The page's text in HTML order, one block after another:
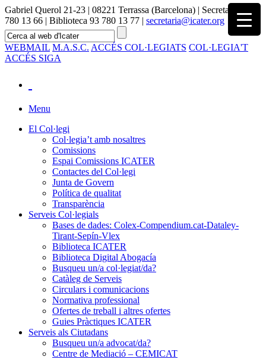
Gabriel Querol 21-23 | 08221 Terrassa (Barcelona) | Secretaria 93
780 13 66 | Biblioteca 93 780 13 77 | secretaria@icater.org
WEBMAIL M.A.S.C. ACCÉS COL·LEGIATS COL·LEGIA'T
ACCÉS SIGA
Menu
El Col·legi
Col·legia’t amb nosaltres
Comissions
Espai Comissions ICATER
Contactes del Col·legi
Junta de Govern
Política de qualitat
Transparència
Serveis Col·legials
Bases de dades: Colex-Compendium.cat-Dataley-
Tirant-Sepín-Vlex
Biblioteca ICATER
Biblioteca Digital Abogacía
Busqueu un/a col·legiat/da?
Catàleg de Serveis
Circulars i comunicacions
Normativa professional
Ofertes de treball i altres ofertes
Guies Pràctiques ICATER
Serveis als Ciutadans
Busqueu un/a advocat/da?
Centre de Mediació – CEMICAT